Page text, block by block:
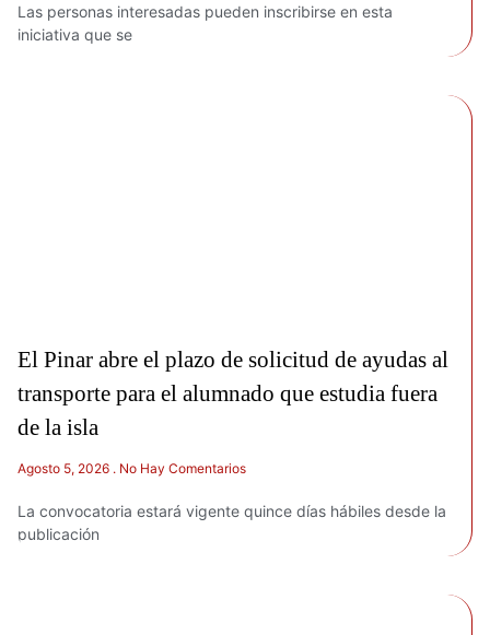
Las personas interesadas pueden inscribirse en esta
iniciativa que se
El Pinar abre el plazo de solicitud de ayudas al
transporte para el alumnado que estudia fuera
de la isla
Agosto 5, 2026 No Hay Comentarios
La convocatoria estará vigente quince días hábiles desde la
publicación